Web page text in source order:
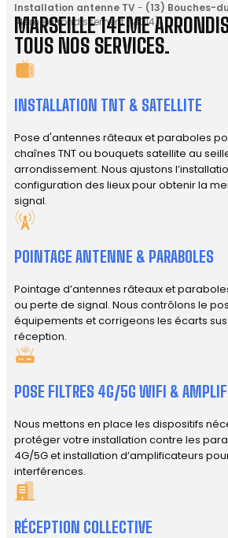
Installation antenne TV- (13) Bouches-
14eme arrondissement (13014)
MARSEILLE 14EME
TOUS NOS SERVICES.
INSTALLATION TNT & SATELLITE
Pose d'antennes râteaux et paraboles
chaînes TNT ou bouquets satellite au
arrondissement. Nous ajustons
configuration des lieux pour obtenir la
signal.
POINTAGE ANTENNE & PARABOLES
Pointage d’antennes râteaux et
ou perte de signal. Nous contrôlons le
équipements et corrigeons les écarts
réception.
POSE FILTRES 4G/5G WIFI &
Nous mettons en place les dispositifs
protéger votre installation contre les
4G/5G et installation d’amplificateurs
interférences.
RÉCEPTION COLLECTIVE